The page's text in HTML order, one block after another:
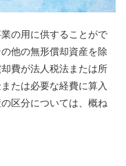
の用に供することがで
他の無形償却資産を除
費が法人税法または所
たは必要な経費に算入
区分については、概ね